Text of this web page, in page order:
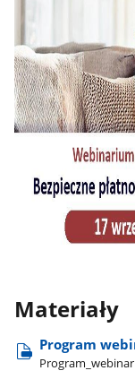
Materiały
Program